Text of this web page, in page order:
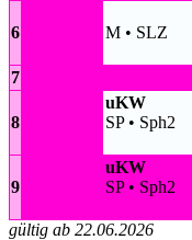
6 M • SLZ
7
8
uKW
SP • Sph2
9
uKW
SP • Sph2
gültig ab 22.06.2026